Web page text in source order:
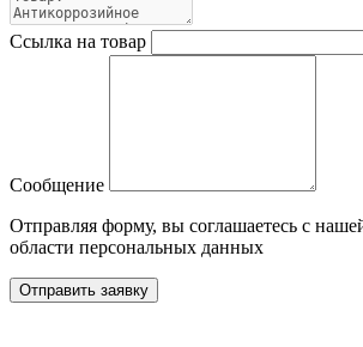
Ссылка на товар
Сообщение
Отправляя форму, вы соглашаетесь с
области персональных данных
Отправить заявку